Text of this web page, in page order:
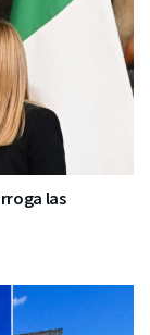
las